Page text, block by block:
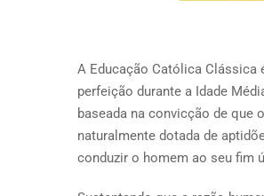
A Educação Católica Clássica
perfeição durante a Idade
baseada na convicção de
naturalmente dotada de
conduzir o homem ao seu fim